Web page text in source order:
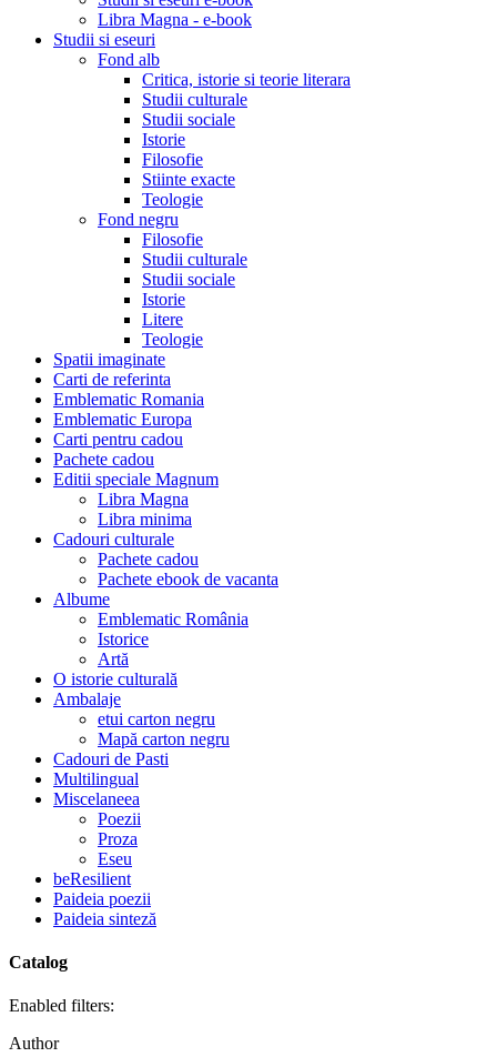
Libra Magna - e-book
Studii si eseuri
Fond alb
Critica, istorie si teorie literara
Studii culturale
Studii sociale
Istorie
Filosofie
Stiinte exacte
Teologie
Fond negru
Filosofie
Studii culturale
Studii sociale
Istorie
Litere
Teologie
Spatii imaginate
Carti de referinta
Emblematic Romania
Emblematic Europa
Carti pentru cadou
Pachete cadou
Editii speciale Magnum
Libra Magna
Libra minima
Cadouri culturale
Pachete cadou
Pachete ebook de vacanta
Albume
Emblematic România
Istorice
Artă
O istorie culturală
Ambalaje
etui carton negru
Mapă carton negru
Cadouri de Pasti
Multilingual
Miscelaneea
Poezii
Proza
Eseu
beResilient
Paideia poezii
Paideia sinteză
Catalog
Enabled filters:
Author